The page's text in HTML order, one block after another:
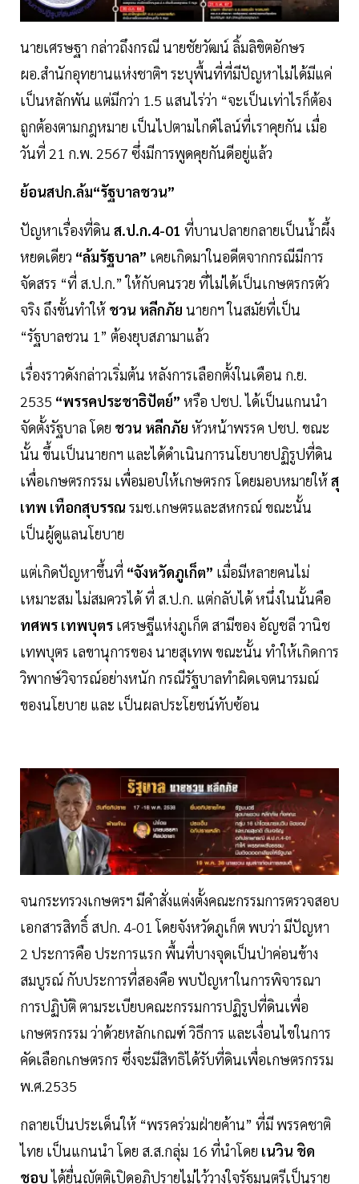
นายเศรษฐา กล่าวถึงกรณี นายชัยวัฒน์ ลิ้มลิขิตอักษร
ผอ.สำนักอุทยานแห่งชาติฯ ระบุพื้นที่ที่มีปัญหาไม่ได้มีแค่
เป็นหลักพัน แต่มีกว่า 1.5 แสนไร่ว่า “จะเป็นเท่าไรก็ต้อง
ถูกต้องตามกฎหมาย เป็นไปตามไกด์ไลน์ที่เราคุยกัน เมื่อ
วันที่ 21 ก.พ. 2567 ซึ่งมีการพูดคุยกันดีอยู่แล้ว
ย้อนสปก.ล้ม“รัฐบาลชวน”
ปัญหาเรื่องที่ดิน ส.ป.ก.4-01 ที่บานปลายกลายเป็นน้ำผึ้ง
หยดเดียว “ล้มรัฐบาล” เคยเกิดมาในอดีตจากกรณีมีการ
จัดสรร “ที่ ส.ป.ก.” ให้กับคนรวย ที่ไม่ได้เป็นเกษตรกรตัว
จริง ถึงขั้นทำให้ ชวน หลีกภัย นายกฯ ในสมัยที่เป็น
“รัฐบาลชวน 1” ต้องยุบสภามาแล้ว
เรื่องราวดังกล่าวเริ่มต้น หลังการเลือกตั้งในเดือน ก.ย.
2535 “พรรคประชาธิปัตย์” หรือ ปชป. ได้เป็นแกนนำ
จัดตั้งรัฐบาล โดย ชวน หลีกภัย หัวหน้าพรรค ปชป. ขณะ
นั้น ขึ้นเป็นนายกฯ และได้ดำเนินการนโยบายปฏิรูปที่ดิน
เพื่อเกษตรกรรม เพื่อมอบให้เกษตรกร โดยมอบหมายให้สุ
เทพ เทือกสุบรรณ รมช.เกษตรและสหกรณ์ ขณะนั้น
เป็นผู้ดูแลนโยบาย
แต่เกิดปัญหาขึ้นที่ “จังหวัดภูเก็ต” เมื่อมีหลายคนไม่
เหมาะสม ไม่สมควรได้ ที่ ส.ป.ก. แต่กลับได้ หนึ่งในนั้นคือ
ทศพร เทพบุตร เศรษฐีแห่งภูเก็ต สามีของ อัญชลี วานิช
เทพบุตร เลขานุการของ นายสุเทพ ขณะนั้น ทำให้เกิดการ
วิพากษ์วิจารณ์อย่างหนัก กรณีรัฐบาลทำผิดเจตนารมณ์
ของนโยบาย และ เป็นผลประโยชน์ทับซ้อน
จนกระทรวงเกษตรฯ มีคำสั่งแต่งตั้งคณะกรรมการตรวจสอบ
เอกสารสิทธิ์ สปก. 4-01 โดยจังหวัดภูเก็ต พบว่า มีปัญหา
2 ประการคือ ประการแรก พื้นที่บางจุดเป็นป่าค่อนข้าง
สมบูรณ์ กับประการที่สองคือ พบปัญหาในการพิจารณา
การปฏิบัติ ตามระเบียบคณะกรรมการปฏิรูปที่ดินเพื่อ
เกษตรกรรม ว่าด้วยหลักเกณฑ์ วิธีการ และเงื่อนไขในการ
คัดเลือกเกษตรกร ซึ่งจะมีสิทธิได้รับที่ดินเพื่อเกษตรกรรม
พ.ศ.2535
กลายเป็นประเด็นให้ “พรรคร่วมฝ่ายค้าน” ที่มี พรรคชาติ
ไทย เป็นแกนนำ โดย ส.ส.กลุ่ม 16 ที่นำโดย เนวิน ชิด
ชอบได้ยื่นญัตติเปิดอภิปรายไม่ไว้วางใจรัฐมนตรีเป็นราย